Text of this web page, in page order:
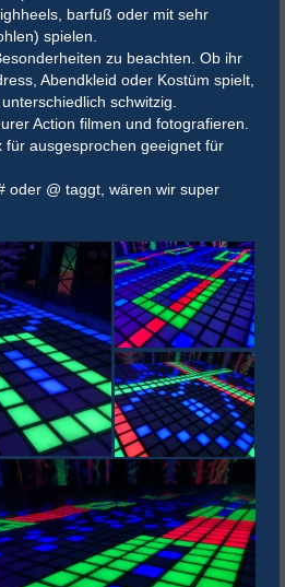
barfuß oder mit sehr
spielen.
zu beachten. Ob ihr
Abendkleid oder Kostüm spielt,
schwitzig.
Action filmen und fotografieren.
für ausgesprochen geeignet für
oder @ taggt, wären wir super